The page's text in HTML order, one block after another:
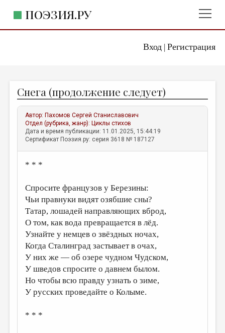
Вход| Регистрация
ПОЭЗИЯ.РУ
ЖАНРЫ
АВТОРЫ
КОММЕНТАРИИ
ЛИТСАЛОН
НОВОСТИ
ПРАВИЛА САЙТА
ОТДЕЛЫ И РУБРИКИ
ИЗБРАННОЕ
ДАЙДЖЕСТ
ПРОИЗВЕДЕНИЯ
ПЕРЕВОДЫ
КОНКУРСЫ
ДЕТСКАЯ КОМНАТА
Снега (продолжение следует)
Автор: Пахомов Сергей Станиславович
Отдел (рубрика, жанр): Циклы стихов
Дата и время публикации: 11.01.2025, 15:44:19
Сертификат Поэзия.ру: серия 3618 № 187127
* * *
Спросите французов у Березины:
Чьи правнуки видят озябшие сны?
Татар, лошадей направляющих вброд,
О том, как вода превращается в лёд.
Узнайте у немцев о звёздных ночах,
Когда Сталинград застывает в очах,
У них же — об озере чудном Чудском,
У шведов спросите о давнем былом.
Но чтобы всю правду узнать о зиме,
У русских проведайте о Колыме.
* * *